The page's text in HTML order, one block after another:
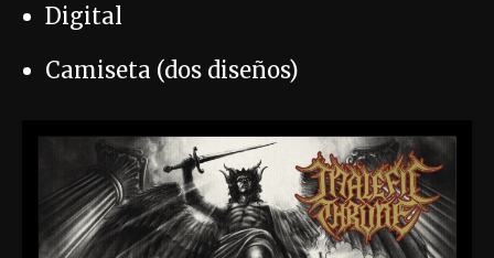
Digital
Camiseta (dos diseños)